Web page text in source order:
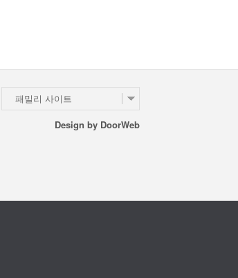
패밀리 사이트
Design by DoorWeb